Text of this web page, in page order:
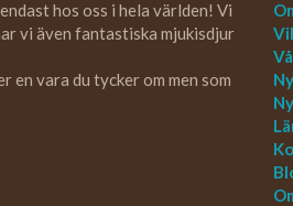
hos oss i hela världen! Vi
vi även fantastiska mjukisdjur
en vara du tycker om men som